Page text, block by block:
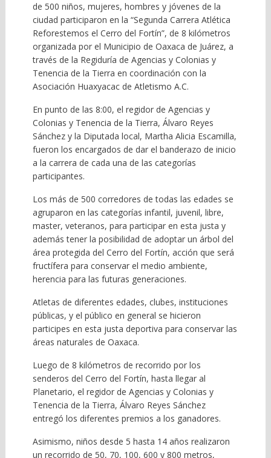
de 500 niños, mujeres, hombres y jóvenes de la
ciudad participaron en la “Segunda Carrera Atlética
Reforestemos el Cerro del Fortín”, de 8 kilómetros
organizada por el Municipio de Oaxaca de Juárez, a
través de la Regiduría de Agencias y Colonias y
Tenencia de la Tierra en coordinación con la
Asociación Huaxyacac de Atletismo A.C.
En punto de las 8:00, el regidor de Agencias y
Colonias y Tenencia de la Tierra, Álvaro Reyes
Sánchez y la Diputada local, Martha Alicia Escamilla,
fueron los encargados de dar el banderazo de inicio
a la carrera de cada una de las categorías
participantes.
Los más de 500 corredores de todas las edades se
agruparon en las categorías infantil, juvenil, libre,
master, veteranos, para participar en esta justa y
además tener la posibilidad de adoptar un árbol del
área protegida del Cerro del Fortín, acción que será
fructífera para conservar el medio ambiente,
herencia para las futuras generaciones.
Atletas de diferentes edades, clubes, instituciones
públicas, y el público en general se hicieron
participes en esta justa deportiva para conservar las
áreas naturales de Oaxaca.
Luego de 8 kilómetros de recorrido por los
senderos del Cerro del Fortín, hasta llegar al
Planetario, el regidor de Agencias y Colonias y
Tenencia de la Tierra, Álvaro Reyes Sánchez
entregó los diferentes premios a los ganadores.
Asimismo, niños desde 5 hasta 14 años realizaron
un recorrido de 50, 70, 100, 600 y 800 metros,